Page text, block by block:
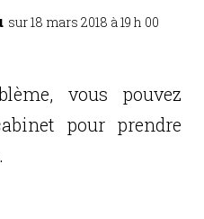
sur 18 mars 2018 à 19 h 00
vous pouvez
pour prendre